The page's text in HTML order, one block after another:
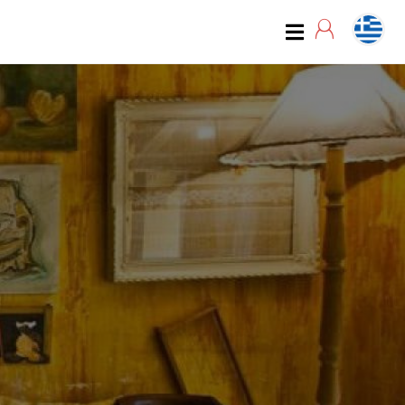
07:00 07:15 07:30
07:45
08:00
08:30
08:45
09:00
09:15 09:30
09:45
10:15 10:30
10:45
11:00
11:15
12:45
13:00
13:15 13:30
14:00
14:30
15:30
16:00
16:15 16:30